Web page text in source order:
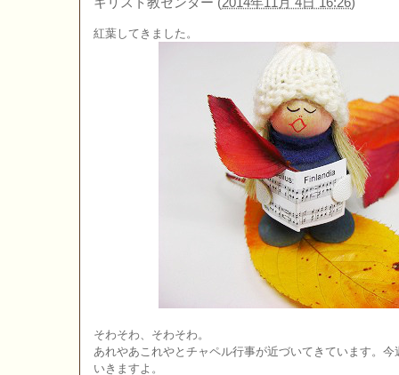
紅葉してきました。
そわそわ、そわそわ。
あれやあこれやとチャペル行事が近づいてきています。
いきますよ。